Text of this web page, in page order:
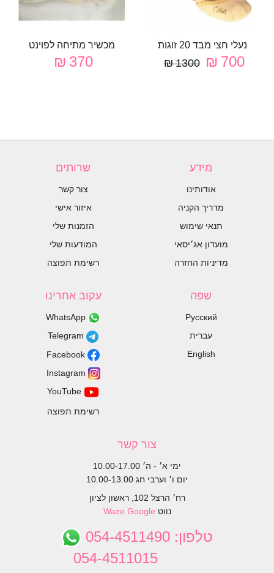
נעלי חצי מבד 20 זוגות
700 ₪
1300 ₪
מכשיר מתיחה לפוינט
370 ₪
מידע
אודותינו
מדריך הקניה
תנאי שימוש
מועדון אג׳יסאי
מדיניות החזרה
שרותים
צור קשר
איזור אישי
הזמנות שלי
המודעות שלי
רשימת תפוצה
שפה
Русский
עברית
English
עקוב אחרינו
רשימת תפוצה
צור קשר
ימי א׳ - ה׳ 10.00-17.00
יום ו׳ וערבי חג 10.00-13.00
רח׳ הרצל 102, ראשון לציון
נווט
Waze Google
טלפון: 054-4511490
054-4511015